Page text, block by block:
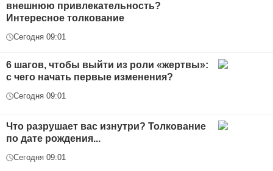
внешнюю привлекательность?
Интересное толкование
Сегодня 09:01
6 шагов, чтобы выйти из роли «жертвы»:
с чего начать первые изменения?
Сегодня 09:01
Что разрушает вас изнутри? Толкование
по дате рождения...
Сегодня 09:01